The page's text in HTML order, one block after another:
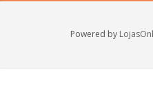
Powered by